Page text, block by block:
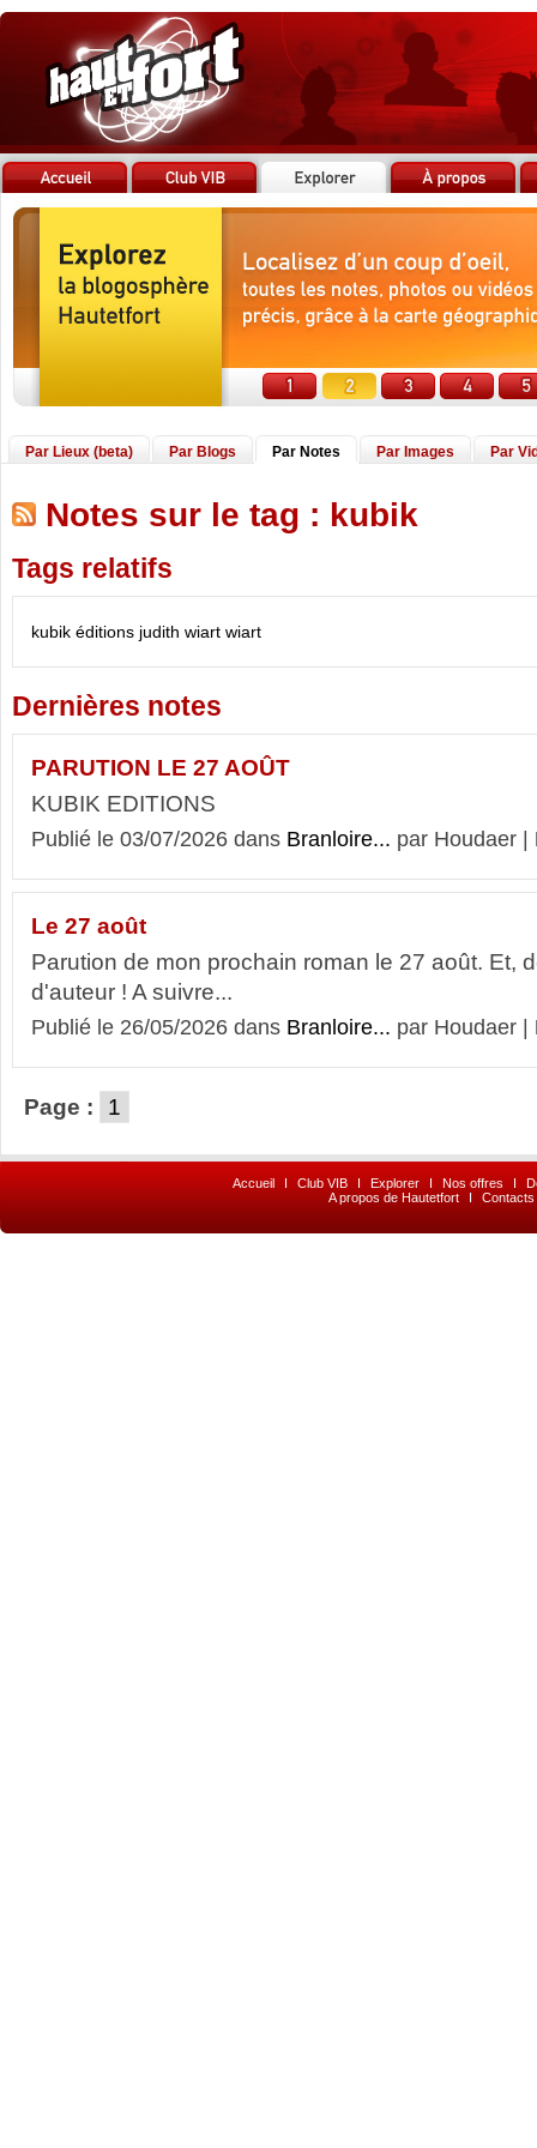
Par Lieux (beta) Par Blogs Par Notes Par Images Par
Notes sur le tag : kubik
Tags relatifs
kubik éditions judith wiart wiart
Dernières notes
PARUTION LE 27 AOÛT
KUBIK EDITIONS
Publié le 03/07/2026 dans Branloire... par Houdaer |
Le 27 août
Parution de mon prochain roman le 27 août. Et,
d'auteur ! A suivre...
Publié le 26/05/2026 dans Branloire... par Houdaer |
Page : 1
Accueil I Club VIB I Explorer I Nos offres I
A propos de Hautetfort
I Contacts